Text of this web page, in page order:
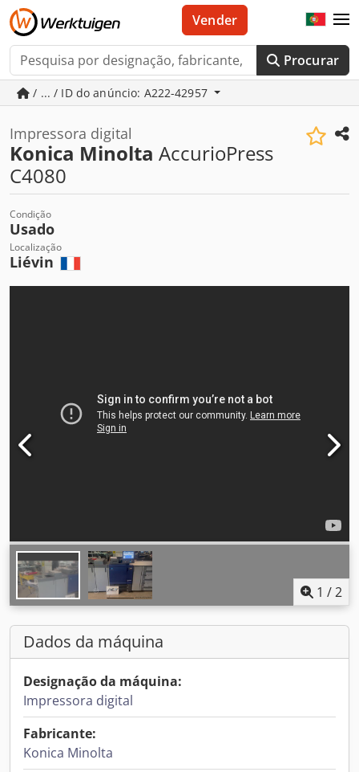
Procurar
Vender
/ ... / ID do anúncio: A222-42957
Impressora digital
Konica Minolta AccurioPress
C4080
Condição
Usado
Localização
Liévin
1 /2
Dados da máquina
Designação da máquina:
Impressora digital
Fabricante:
Konica Minolta